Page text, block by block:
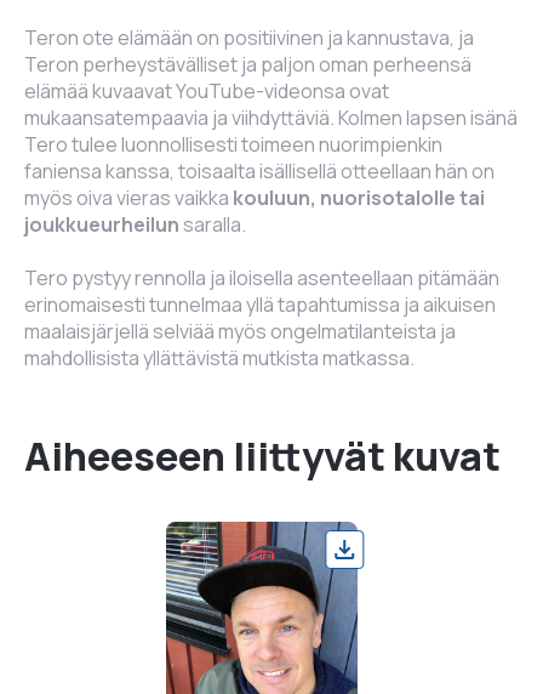
Teron ote elämään on positiivinen ja kannustava, ja
Teron perheystävälliset ja paljon oman perheensä
elämää kuvaavat YouTube-videonsa ovat
mukaansatempaavia ja viihdyttäviä. Kolmen lapsen isänä
Tero tulee luonnollisesti toimeen nuorimpienkin
faniensa kanssa, toisaalta isällisellä otteellaan hän on
myös oiva vieras vaikka kouluun, nuorisotalolle tai
joukkueurheilun saralla.
Tero pystyy rennolla ja iloisella asenteellaan pitämään
erinomaisesti tunnelmaa yllä tapahtumissa ja aikuisen
maalaisjärjellä selviää myös ongelmatilanteista ja
mahdollisista yllättävistä mutkista matkassa.
Aiheeseen liittyvät kuvat